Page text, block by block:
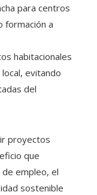
para centros
formación a
habitacionales
evitando
del
proyectos
que
empleo, el
sostenible